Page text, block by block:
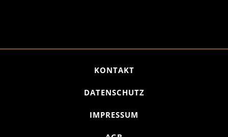
KONTAKT
DATENSCHUTZ
IMPRESSUM